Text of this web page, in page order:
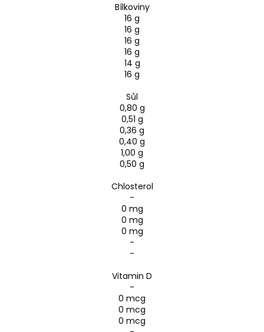
Bílkoviny
16 g
16 g
16 g
16 g
14 g
16 g
Sůl
0,80 g
0,51 g
0,36 g
0,40 g
1,00 g
0,50 g
Chlosterol
-
0 mg
0 mg
0 mg
-
-
Vitamin D
-
0 mcg
0 mcg
0 mcg